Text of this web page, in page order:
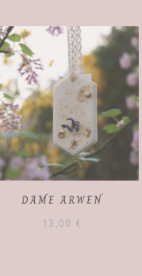
BAISER DE FÉE
13,00